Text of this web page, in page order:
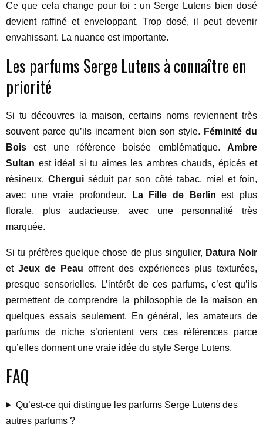
Ce que cela change pour toi : un Serge Lutens bien dosé
devient raffiné et enveloppant. Trop dosé, il peut devenir
envahissant. La nuance est importante.
Les parfums Serge Lutens à connaître en
priorité
Si tu découvres la maison, certains noms reviennent très
souvent parce qu’ils incarnent bien son style. Féminité du
Bois est une référence boisée emblématique. Ambre
Sultan est idéal si tu aimes les ambres chauds, épicés et
résineux.Chergui séduit par son côté tabac, miel et foin,
avec une vraie profondeur.
La Fille de Berlin est plus
florale, plus audacieuse, avec une personnalité très
marquée.
Si tu préfères quelque chose de plus singulier, Datura Noir
et Jeux de Peau offrent des expériences plus texturées,
presque sensorielles. L’intérêt de ces parfums, c’est qu’ils
permettent de comprendre la philosophie de la maison en
quelques essais seulement. En général, les amateurs de
parfums de niche s’orientent vers ces références parce
qu’elles donnent une vraie idée du style Serge Lutens.
FAQ
Qu’est-ce qui distingue les parfums Serge Lutens des
autres parfums ?